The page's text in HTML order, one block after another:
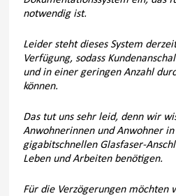
notwendig ist.
Leider steht dieses System
Verfügung, sodass
und in einer geringen Anzahl
können.
Das tut uns sehr leid, denn wir
Anwohnerinnen und Anwohner
gigabitschnellen Glasfaser-
Leben und Arbeiten benötigen.
Für die Verzögerungen möchten